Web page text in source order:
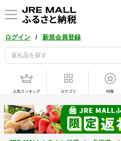
ログイン / 新規会員登録
人気ランキング カテゴリ 特集